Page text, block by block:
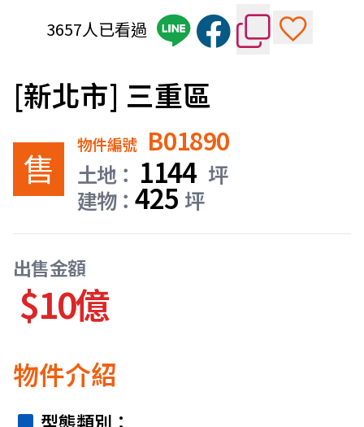
3657人已看過
[新北市] 三重區
售
物件編號 B01890
土地： 1144 坪
建物：425 坪
出售金額
$10億
物件介紹
型態類別